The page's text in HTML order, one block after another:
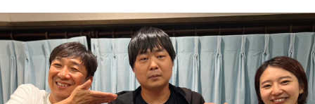
トピックス
TBS Podcast
お知らせ
イベント・グッズ
YouTube
会社情報